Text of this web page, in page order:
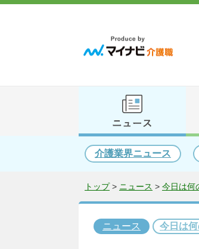
介護業界ニュース
トップ> ニュース > 今日は何
ニュース 今日は